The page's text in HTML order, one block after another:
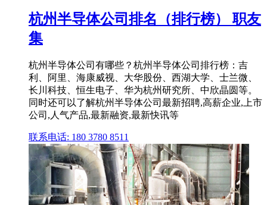
杭州半导体公司排名（排行榜） 职友
集
杭州半导体公司有哪些？杭州半导体公司排行榜：吉
利、阿里、海康威视、大华股份、西湖大学、士兰微、
长川科技、恒生电子、华为杭州研究所、中欣晶圆等。
同时还可以了解杭州半导体公司最新招聘,高薪企业,上市
公司,人气产品,最新融资,最新快讯等
联系电话: 180 3780 8511